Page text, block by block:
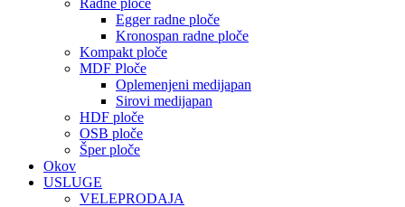
Radne ploče
Egger radne ploče
Kronospan radne ploče
Kompakt ploče
MDF Ploče
Oplemenjeni medijapan
Sirovi medijapan
HDF ploče
OSB ploče
Šper ploče
Okov
USLUGE
VELEPRODAJA